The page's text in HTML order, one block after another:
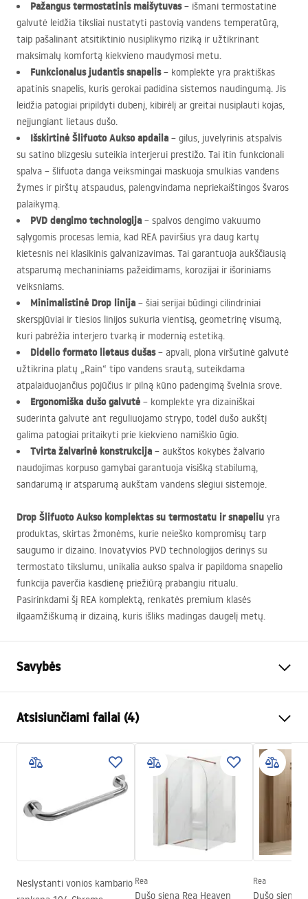
Pažangus termostatinis maišytuvas– išmani termostatinė
galvutė leidžia tiksliai nustatyti pastovią vandens temperatūrą,
taip pašalinant atsitiktinio nusiplikymo riziką ir užtikrinant
maksimalų komfortą kiekvieno maudymosi metu.
Funkcionalus judantis snapelis– komplekte yra praktiškas
apatinis snapelis, kuris gerokai padidina sistemos naudingumą. Jis
leidžia patogiai pripildyti dubenį, kibirėlį ar greitai nusiplauti kojas,
neįjungiant lietaus dušo.
Išskirtinė Šlifuoto Aukso apdaila – gilus, juvelyrinis atspalvis
su satino blizgesiu suteikia interjerui prestižo. Tai itin funkcionali
spalva – šlifuota danga veiksmingai maskuoja smulkias vandens
žymes ir pirštų atspaudus, palengvindama nepriekaištingos švaros
palaikymą.
PVD dengimo technologija – spalvos dengimo vakuumo
sąlygomis procesas lemia, kad REA paviršius yra daug kartų
kietesnis nei klasikinis galvanizavimas. Tai garantuoja aukščiausią
atsparumą mechaniniams pažeidimams, korozijai ir išoriniams
veiksniams.
Minimalistinė Drop linija – šiai serijai būdingi cilindriniai
skerspjūviai ir tiesios linijos sukuria vientisą, geometrinę visumą,
kuri pabrėžia interjero tvarką ir modernią estetiką.
Didelio formato lietaus dušas– apvali, plona viršutinė galvutė
užtikrina platų „Rain“ tipo vandens srautą, suteikdama
atpalaiduojančius pojūčius ir pilną kūno padengimą švelnia srove.
Ergonomiška dušo galvutė – komplekte yra dizainiškai
suderinta galvutė ant reguliuojamo strypo, todėl dušo aukštį
galima patogiai pritaikyti prie kiekvieno namiškio ūgio.
Tvirta žalvarinė konstrukcija – aukštos kokybės žalvario
naudojimas korpuso gamybai garantuoja visišką stabilumą,
sandarumą ir atsparumą aukštam vandens slėgiui sistemoje.
Drop Šlifuoto Aukso komplektas su termostatu ir snapeliu yra
produktas, skirtas žmonėms, kurie neieško kompromisų tarp
saugumo ir dizaino. Inovatyvios PVD technologijos derinys su
termostato tikslumu, unikalia aukso spalva ir papildoma snapelio
funkcija paverčia kasdienę priežiūrą prabangiu ritualu.
Pasirinkdami šį REA komplektą, renkatės premium klasės
ilgaamžiškumą ir dizainą, kuris išliks madingas daugelį metų.
Savybės
Medžiaga
Baterijos Tipas
Termostatinis
Montavimo būdas
Paviršinis montavimas
Aukščio reguliavimas
Min. aukštis
mm
Slėgio reguliavimas
Atsisiunčiami failai (4)
Saugos informacija
Safety_Information_Shower_set.pdf
Garantijos sąlygos
Warranty_Terms_and_Conditions_Faucets_-_5.pdf
Surinkimo instrukcija
Neslystanti vonios kambario Rea
Dušo siena Rea Heaven
Rea
Dušo siena